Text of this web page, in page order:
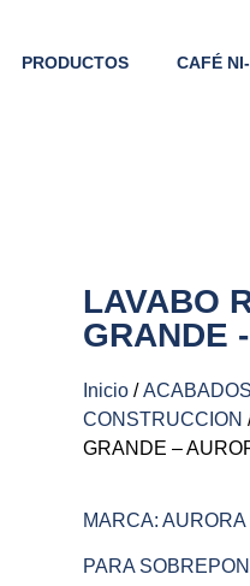
PRODUCTOS CAFÉ
LAVABO
GRANDE
Inicio /
CONSTRUCCION
GRANDE –
MARCA:
PARA